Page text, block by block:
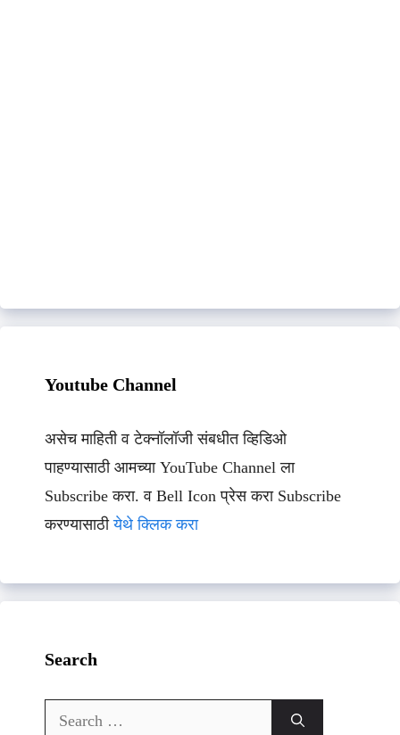
Youtube Channel
असेच माहिती व टेक्नॉलॉजी संबधीत व्हिडिओ
पाहण्यासाठी आमच्या YouTube Channel ला
Subscribe करा. व Bell Icon प्रेस करा Subscribe
करण्यासाठीयेथे क्लिक करा
Search
Search